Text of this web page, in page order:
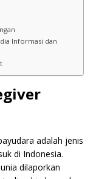
Informasi dan
adalah jenis
di Indonesia.
dilaporkan